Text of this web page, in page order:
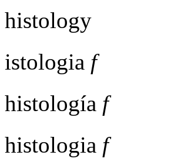
histology
istologia f
histología f
histologia f